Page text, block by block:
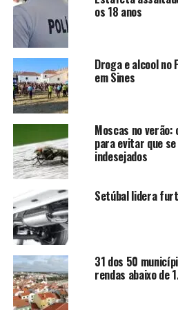
os 18 anos
Droga e alcool no
em Sines
Moscas no verão:
para evitar que
indesejados
Setúbal lidera
31 dos 50
rendas abaixo de